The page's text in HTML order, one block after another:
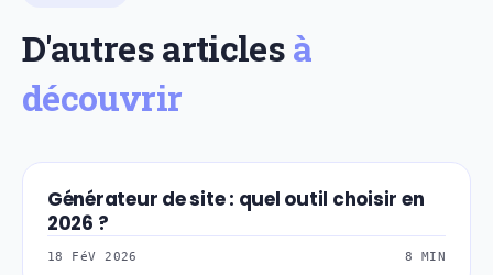
D'autres articlesà
découvrir
STRATEGIE-MARKET
Générateur de site : quel outil choisir en
2026 ?
18 FéV 2026 8 MIN